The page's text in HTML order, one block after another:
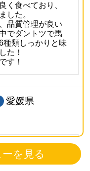
く食べており、
した。
品質管理が良い
でダントツで馬
種類しっかりと味
た！
す！
愛媛県
ました。｢すごく
たので、贈って
年も利用したい
を見る